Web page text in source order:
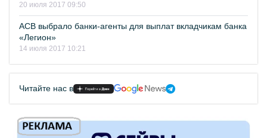
20 июля 2017 09:50
АСВ выбрало банки-агенты для выплат вкладчикам банка
«Легион»
14 июля 2017 10:21
Читайте нас в